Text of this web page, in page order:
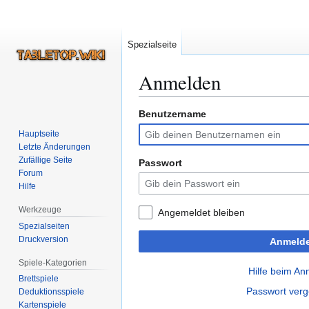
Anmelden
Zur
Navigation
springen
Zur
Suche
springen
Benutzername
Passwort
Angemeldet bleiben
Hilfe beim
Passwort
Spezialseite
Hauptseite
Letzte Änderungen
Zufällige Seite
Forum
Hilfe
Werkzeuge
Spezialseiten
Druckversion
Spiele-Kategorien
Brettspiele
Deduktionsspiele
Kartenspiele